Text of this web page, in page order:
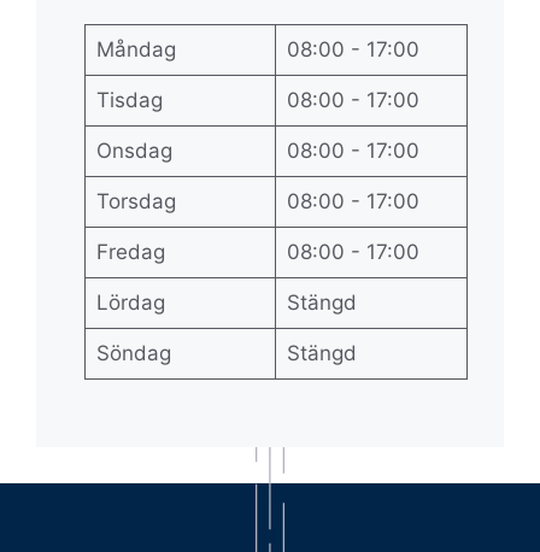
Måndag 08:00 - 17:00
Tisdag 08:00 - 17:00
Onsdag 08:00 - 17:00
Torsdag 08:00 - 17:00
Fredag 08:00 - 17:00
Lördag Stängd
Söndag Stängd